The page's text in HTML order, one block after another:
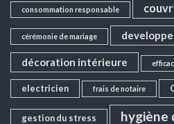
consommation responsable
cérémonie de mariage
décoration intérieure
electricien frais de notaire
gestion du stress hygiène